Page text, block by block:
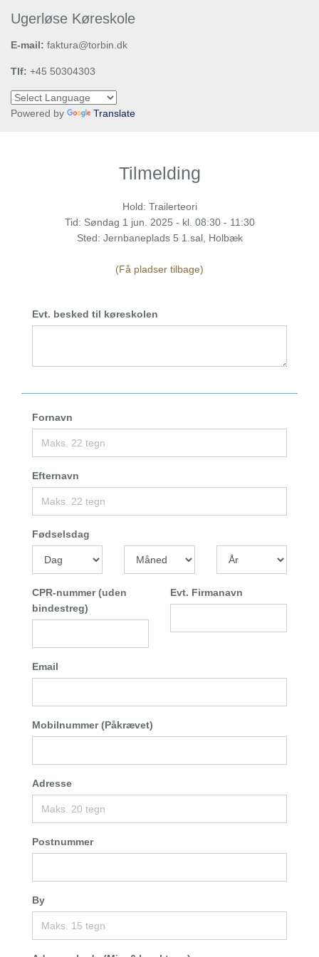
Ugerløse Køreskole
E-mail: faktura@torbin.dk
Tlf: +45 50304303
Powered by Translate
Tilmelding
Hold: Trailerteori
Tid: Søndag 1 jun. 2025 - kl. 08:30 - 11:30
Sted: Jernbaneplads 5 1.sal, Holbæk
(Få pladser tilbage)
Evt. besked til køreskolen
Fornavn
Efternavn
Fødselsdag
CPR-nummer (uden
bindestreg)
Evt. Firmanavn
Email
Mobilnummer (Påkrævet)
Adresse
Postnummer
By